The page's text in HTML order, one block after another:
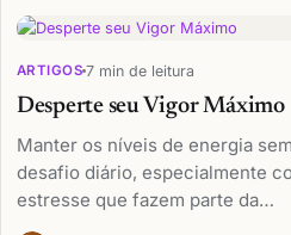
ARTIGOS 7 min de leitura
Desperte seu Vigor Máximo
Manter os níveis de energia
desafio diário, especialmente
estresse que fazem parte da…